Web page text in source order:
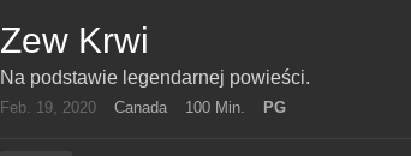
Zew Krwi
Na podstawie legendarnej powieści.
Feb. 19, 2020 Canada 100 Min. PG